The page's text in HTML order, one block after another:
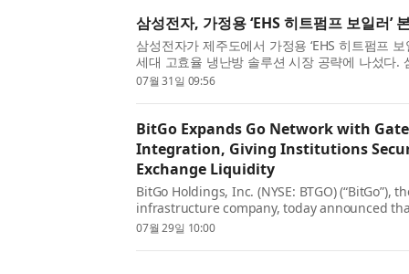
삼성전자, 가정용 ‘EHS 히트펌프 보일러’
삼성전자가 제주도에서 가정용 ‘EHS 히트펌프
세대 고효율 냉난방 솔루션 시장 공략에 나섰다.
25일 제주 애월 지역의 단독주택에 ‘EHS 히트펌
07월 31일 09:56
BitGo Expands Go Network with
Integration, Giving Institutions
Exchange Liquidity
BitGo Holdings, Inc. (NYSE: BTGO) (“BitGo”),
infrastructure company, today announced
joining BitGo's Go Network Off-Exchange
07월 29일 10:00